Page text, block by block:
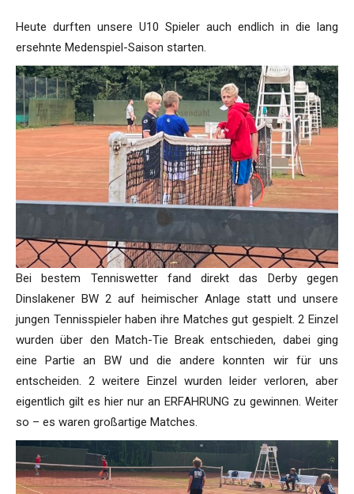
Heute durften unsere U10 Spieler auch endlich in die lang
ersehnte Medenspiel-Saison starten.
Bei bestem Tenniswetter fand direkt das Derby gegen
Dinslakener BW 2 auf heimischer Anlage statt und unsere
jungen Tennisspieler haben ihre Matches gut gespielt. 2 Einzel
wurden über den Match-Tie Break entschieden, dabei ging
eine Partie an BW und die andere konnten wir für uns
entscheiden. 2 weitere Einzel wurden leider verloren, aber
eigentlich gilt es hier nur an ERFAHRUNG zu gewinnen. Weiter
so – es waren großartige Matches.